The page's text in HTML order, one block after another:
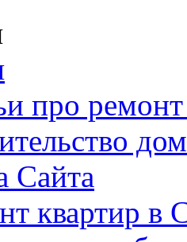
про
Сайта
квартир в